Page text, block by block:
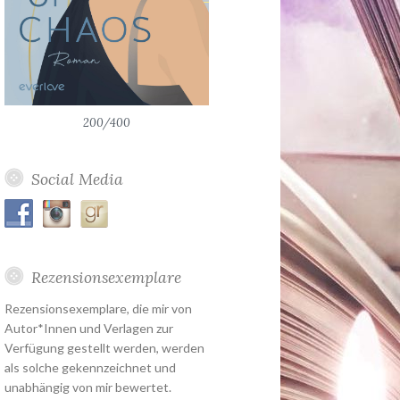
200/400
Social Media
Rezensionsexemplare
Rezensionsexemplare, die mir von
Autor*Innen und Verlagen zur
Verfügung gestellt werden, werden
als solche gekennzeichnet und
unabhängig von mir bewertet.